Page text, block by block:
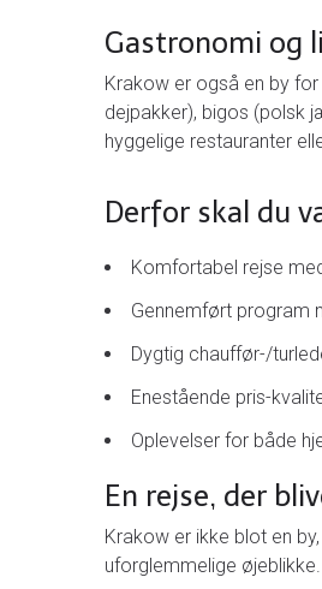
Gastronomi og
Krakow er også en by
dejpakker), bigos (polsk
hyggelige restauranter
Derfor skal du
Komfortabel rejse
Gennemført program
Dygtig chauffør-/
Enestående pris-
Oplevelser for både
En rejse, der
Krakow er ikke blot en
uforglemmelige